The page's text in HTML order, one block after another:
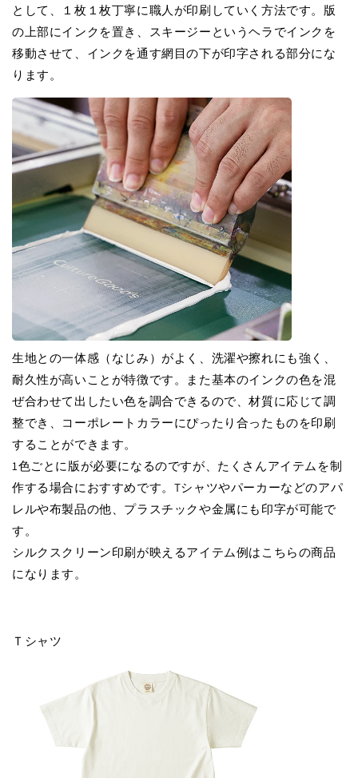
として、１枚１枚丁寧に職人が印刷していく方法です。版
の上部にインクを置き、スキージーというヘラでインクを
移動させて、インクを通す網目の下が印字される部分にな
ります。
生地との一体感（なじみ）がよく、洗濯や擦れにも強く、
耐久性が高いことが特徴です。また基本のインクの色を混
ぜ合わせて出したい色を調合できるので、材質に応じて調
整でき、コーポレートカラーにぴったり合ったものを印刷
することができます。
1色ごとに版が必要になるのですが、たくさんアイテムを制
作する場合におすすめです。Tシャツやパーカーなどのアパ
レルや布製品の他、プラスチックや金属にも印字が可能で
す。
シルクスクリーン印刷が映えるアイテム例はこちらの商品
になります。
Ｔシャツ